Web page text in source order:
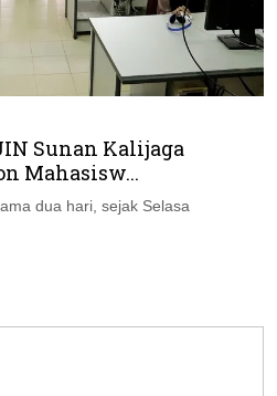
Sunan Kalijaga
Mahasisw...
dua hari, sejak Selasa